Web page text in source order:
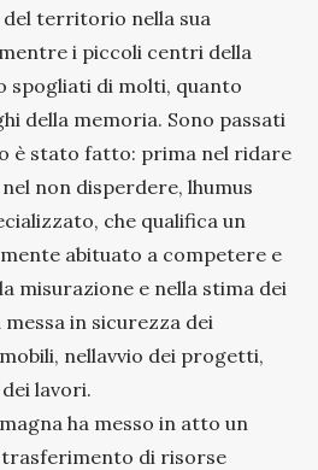
territorio nella sua
i piccoli centri della
spogliati di molti, quanto
della memoria. Sono passati
è stato fatto: prima nel ridare
non disperdere, lhumus
che qualifica un
abituato a competere e
misurazione e nella stima dei
in sicurezza dei
nellavvio dei progetti,
lavori.
ha messo in atto un
di risorse